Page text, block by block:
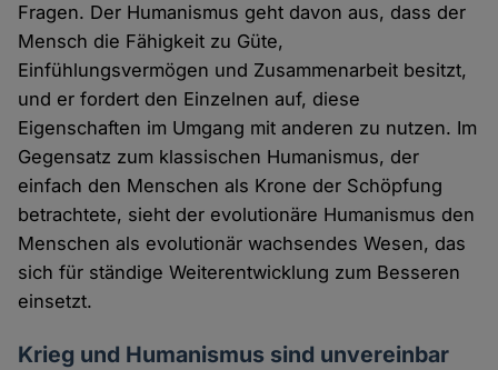
Fragen. Der Humanismus geht davon aus, dass der
Mensch die Fähigkeit zu Güte,
Einfühlungsvermögen und Zusammenarbeit besitzt,
und er fordert den Einzelnen auf, diese
Eigenschaften im Umgang mit anderen zu nutzen. Im
Gegensatz zum klassischen Humanismus, der
einfach den Menschen als Krone der Schöpfung
betrachtete, sieht der evolutionäre Humanismus den
Menschen als evolutionär wachsendes Wesen, das
sich für ständige Weiterentwicklung zum Besseren
einsetzt.
Krieg und Humanismus sind unvereinbar